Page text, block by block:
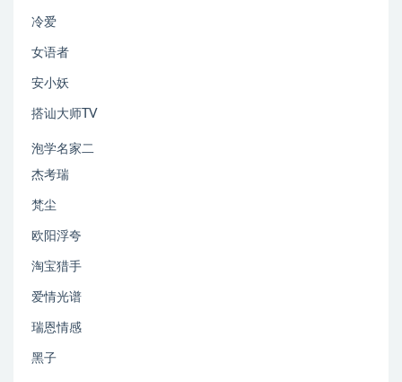
冷爱
女语者
安小妖
搭讪大师TV
泡学名家二
杰考瑞
梵尘
欧阳浮夸
淘宝猎手
爱情光谱
瑞恩情感
黑子